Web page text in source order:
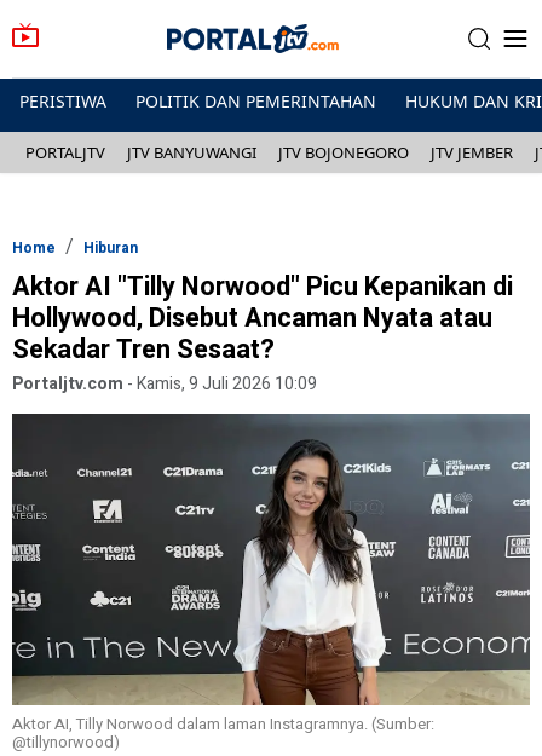
PERISTIWA POLITIK DAN PEMERINTAHAN HUKUM DAN
PORTALJTV JTV BANYUWANGI JTV BOJONEGORO JTV JEMBER
Home Hiburan
Aktor AI "Tilly Norwood" Picu Kepanikan di
Hollywood, Disebut Ancaman Nyata atau
Sekadar Tren Sesaat?
Portaljtv.com -Kamis, 9 Juli 2026 10:09
Aktor AI, Tilly Norwood dalam laman Instagramnya. (Sumber:
@tillynorwood)